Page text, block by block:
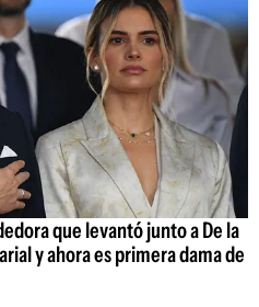
que levantó junto a De la
y ahora es primera dama de